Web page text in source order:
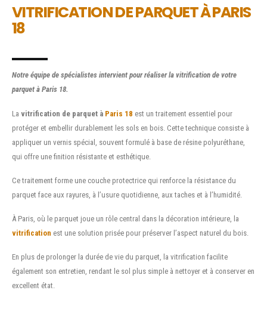
VITRIFICATION DE PARQUET À PARIS
18
Notre équipe de spécialistes intervient pour réaliser la vitrification de votre
parquet à Paris 18.
La vitrification de parquet à Paris 18 est un traitement essentiel pour
protéger et embellir durablement les sols en bois. Cette technique consiste à
appliquer un vernis spécial, souvent formulé à base de résine polyuréthane,
qui offre une finition résistante et esthétique.
Ce traitement forme une couche protectrice qui renforce la résistance du
parquet face aux rayures, à l’usure quotidienne, aux taches et à l’humidité.
À Paris, où le parquet joue un rôle central dans la décoration intérieure, la
vitrification est une solution prisée pour préserver l’aspect naturel du bois.
En plus de prolonger la durée de vie du parquet, la vitrification facilite
également son entretien, rendant le sol plus simple à nettoyer et à conserver en
excellent état.